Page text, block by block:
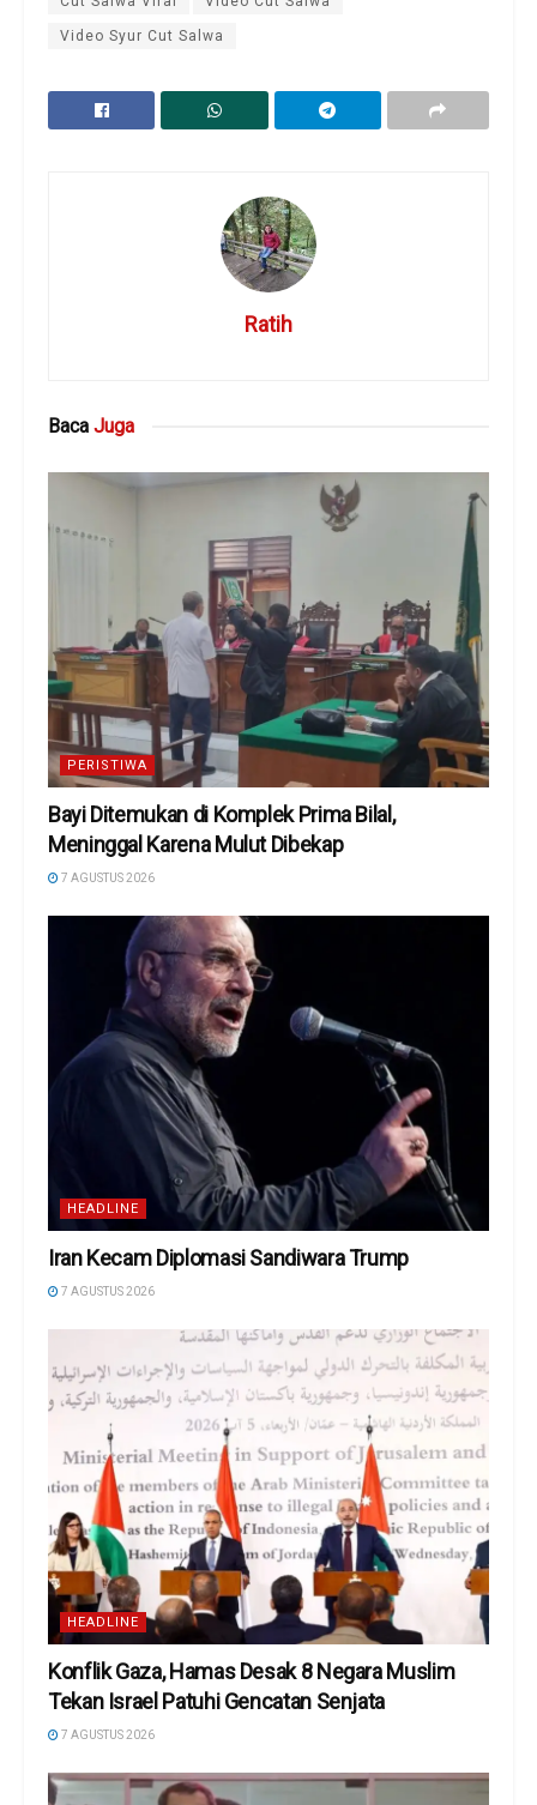
Video Syur Cut Salwa
Ratih
Baca Juga
PERISTIWA
Bayi Ditemukan di Komplek Prima Bilal,
Meninggal Karena Mulut Dibekap
7 AGUSTUS 2026
HEADLINE
Iran Kecam Diplomasi Sandiwara Trump
7 AGUSTUS 2026
HEADLINE
Konflik Gaza, Hamas Desak 8 Negara Muslim
Tekan Israel Patuhi Gencatan Senjata
7 AGUSTUS 2026